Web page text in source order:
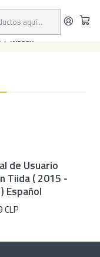
Nissan
de Usuario
Tiida ( 2015 -
Español